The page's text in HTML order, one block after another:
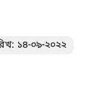
১৪-০৯-২০২২